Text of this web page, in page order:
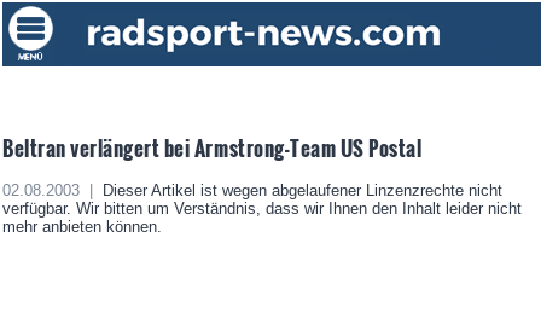
Beltran verlängert bei Armstrong-Team US Postal
02.08.2003 |
Dieser Artikel ist wegen abgelaufener Linzenzrechte nicht
verfügbar. Wir bitten um Verständnis, dass wir Ihnen den Inhalt leider nicht
mehr anbieten können.